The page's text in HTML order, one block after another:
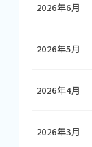
2026年6月
2026年5月
2026年4月
2026年3月